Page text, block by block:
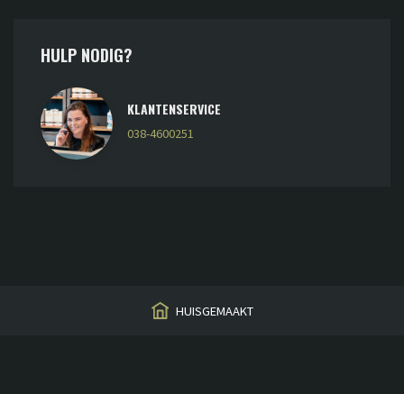
HULP NODIG?
KLANTENSERVICE
038-4600251
HUISGEMAAKT